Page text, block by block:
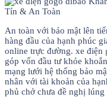
An toàn với bảo mật lên
hàng đầu của hạnh phúc
online trực đường. xe điện
góp vốn đầu tư khỏe
mạng lưới hệ thống bảo
nhân với tài khoản của
phủ chở chưa đề nghị